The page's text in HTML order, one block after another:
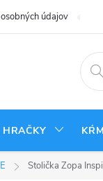
údajov
HRAČKY
Stolička Zopa